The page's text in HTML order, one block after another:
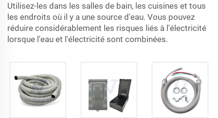
Utilisez-les dans les salles de bain, les cuisines et tous
les endroits où il y a une source d'eau. Vous pouvez
réduire considérablement les risques liés à l'électricité
lorsque l'eau et l'électricité sont combinées.